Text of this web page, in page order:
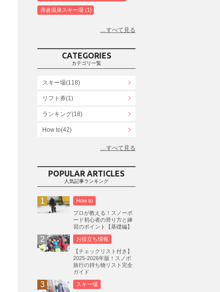
赤倉温泉スキー場 1
鹿島槍スキー場ファミリーパーク 2
斑尾高原スキー場 4
エイブル白馬五竜＆Hakuba47
白馬乗鞍温泉スキー場
Snowboard Shop F.JANCK
戸狩温泉スキー場 2
Hakuba47 1
つがいけマウンテンリゾート
舞子スノーリゾート
軽井沢プリンスホテルスキー場
白馬岩岳スノーフィールド 9
エイブル白馬五竜 5
群馬みなかみほうだいぎスキー場
ハンターマウンテン塩原
CATEGORIES
カテゴリ一覧
スキー場(118)
リフト券(1)
ランキング(18)
How to(42)
POPULAR ARTICLES
人気記事ランキング
How to
プロが教える！スノーボ
ード初心者の滑り方と練
習のポイント【基礎編】
お役立ち情報
【チェックリスト付き】
2025-2026年版！スノボ
旅行の持ち物リスト完全
ガイド
スキー場